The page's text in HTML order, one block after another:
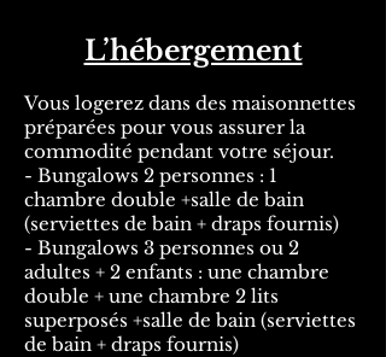
L’hébergement
Vous logerez dans des maisonnettes
préparées pour vous assurer la
commodité pendant votre séjour.
- Bungalows 2 personnes : 1
chambre double +salle de bain
(serviettes de bain + draps fournis)
- Bungalows 3 personnes ou 2
adultes + 2 enfants : une chambre
double + une chambre 2 lits
superposés +salle de bain (serviettes
de bain + draps fournis)